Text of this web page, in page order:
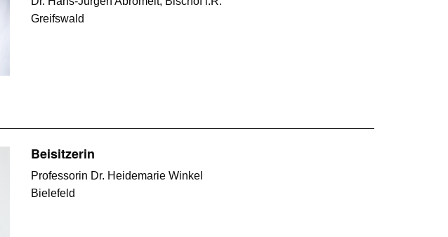
Greifswald
Beisitzerin
Professorin Dr. Heidemarie Winkel
Bielefeld